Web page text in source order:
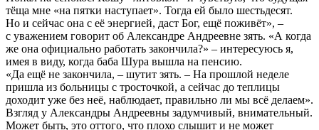
тёща мне «на пятки наступает». Тогда ей было шестьдесят.
Но и сейчас она с её энергией, даст Бог, ещё поживёт», –
с уважением говорит об Александре Андреевне зять. «А когда
же она официально работать закончила?» – интересуюсь я,
имея в виду, когда баба Шура вышла на пенсию.
«Да ещё не закончила, – шутит зять. – На прошлой неделе
пришла из больницы с тросточкой, а сейчас до теплицы
доходит уже без неё, наблюдает, правильно ли мы всё делаем».
Взгляд у Александры Андреевны задумчивый, внимательный.
Может быть, это оттого, что плохо слышит и не может